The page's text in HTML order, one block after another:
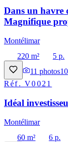
Dans un havre
Magnifique
Montélimar
220 m²
5 p.
11 photos
Réf.V0021
Idéal
Montélimar
60 m²
6 p.